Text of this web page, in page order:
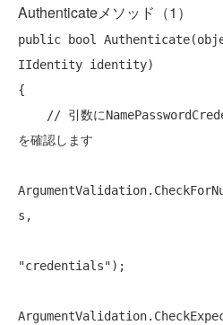
Authenticateメソッド（1）
public bool Authenticate(
IIdentity identity)
{
// 引数に
を確認します
s,
"credentials");